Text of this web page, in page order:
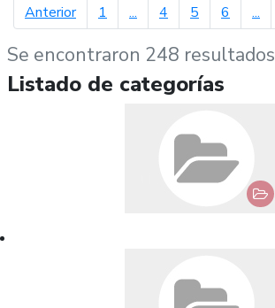
Anteriorpágina anterior
1 ... 4 5 6 ...
Se encontraron 248 resultados
Listado de categorías